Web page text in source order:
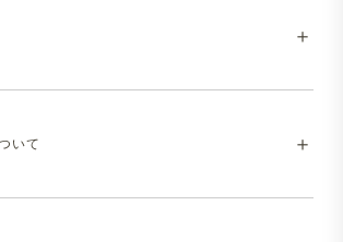
使用した、Made in Japanのカ
いて